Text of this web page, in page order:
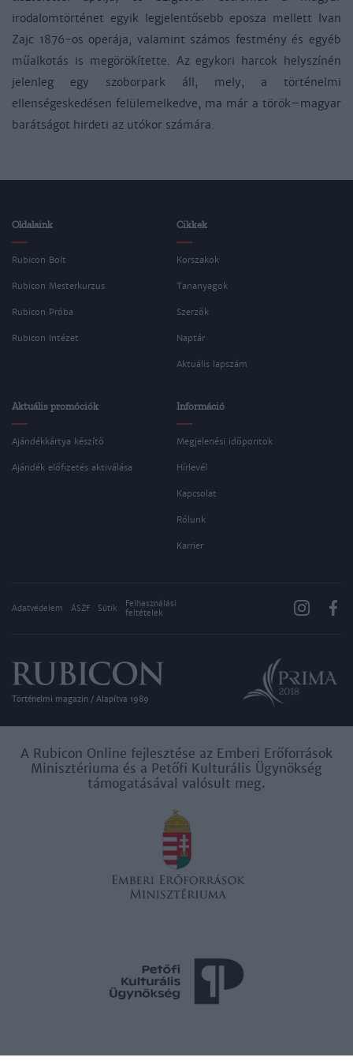
irodalomtörténet egyik legjelentősebb eposza mellett Ivan
Zajc 1876-os operája, valamint számos festmény és egyéb
műalkotás is megörökítette. Az egykori harcok helyszínén
jelenleg egy szoborpark áll, mely, a történelmi
ellenségeskedésen felülemelkedve, ma már a török–magyar
barátságot hirdeti az utókor számára.
Oldalaink
Rubicon Bolt
Rubicon Mesterkurzus
Rubicon Próba
Rubicon Intézet
Cikkek
Korszakok
Tananyagok
Szerzők
Naptár
Aktuális lapszám
Aktuális promóciók
Ajándékkártya készítő
Ajándék előfizetés aktiválása
Információ
Megjelenési időpontok
Hírlevél
Kapcsolat
Rólunk
Karrier
Adatvédelem ÁSZF Sütik
Felhasználási
feltételek
Történelmi magazin / Alapítva 1989
A Rubicon Online fejlesztése az Emberi Erőforrások
Minisztériuma és a Petőfi Kulturális Ügynökség
támogatásával valósult meg.